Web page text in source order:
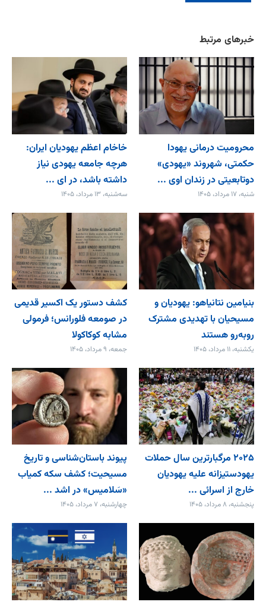
خبرهای مرتبط
محرومیت درمانی یهودا
حکمتی، شهروند «یهودی»
دوتابعیتی در زندان اوی ...
شنبه، ۱۷ مرداد، ۱۴۰۵
خاخام اعظم یهودیان ایران:
هرچه جامعه یهودی نیاز
داشته باشد، در ای ...
سه‌شنبه، ۱۳ مرداد، ۱۴۰۵
بنیامین نتانیاهو: یهودیان و
مسیحیان با تهدیدی مشترک
روبه‌رو هستند
یکشنبه، ۱۱ مرداد، ۱۴۰۵
کشف دستور یک اکسیر قدیمی
در صومعه فلورانس؛ فرمولی
مشابه کوکاکولا
جمعه، ۹ مرداد، ۱۴۰۵
۲۰۲۵ مرگبارترین سال حملات
یهودستیزانه علیه یهودیان
خارج از اسرائی ...
پنجشنبه، ۸ مرداد، ۱۴۰۵
پیوند باستان‌شناسی و تاریخ
مسیحیت؛ کشف سکه کمیاب
«سَلامیس» در اشد ...
چهارشنبه، ۷ مرداد، ۱۴۰۵